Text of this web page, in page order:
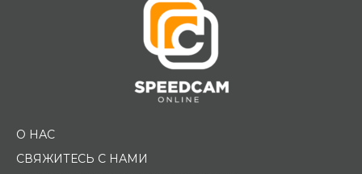
О НАС
СВЯЖИТЕСЬ С НАМИ